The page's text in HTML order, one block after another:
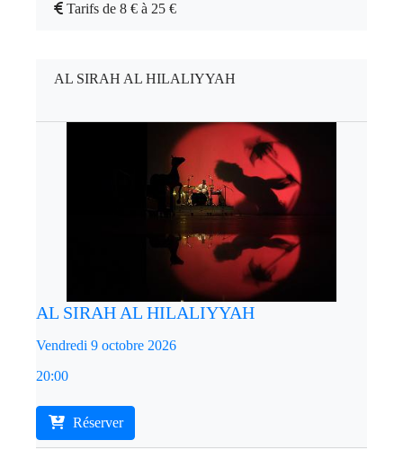
Tarifs de 8 € à 25 €
AL SIRAH AL HILALIYYAH
AL SIRAH AL HILALIYYAH
Vendredi 9 octobre 2026
20:00
Réserver